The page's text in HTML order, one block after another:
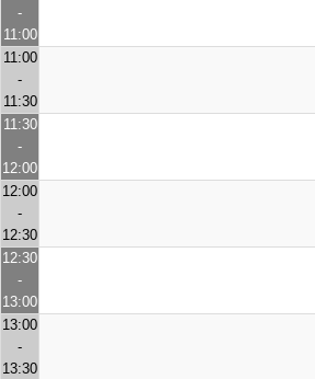
-
11:00
11:00
-
11:30
11:30
-
12:00
12:00
-
12:30
12:30
-
13:00
13:00
-
13:30